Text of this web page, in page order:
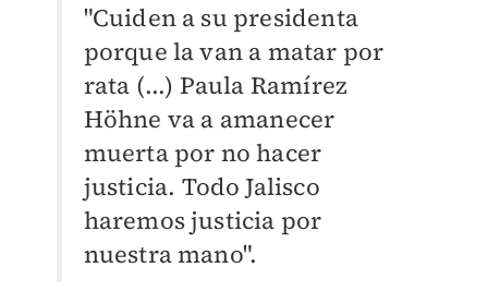
"Cuiden a su presidenta
porque la van a matar por
rata (...) Paula Ramírez
Höhne va a amanecer
muerta por no hacer
justicia. Todo Jalisco
haremos justicia por
nuestra mano".